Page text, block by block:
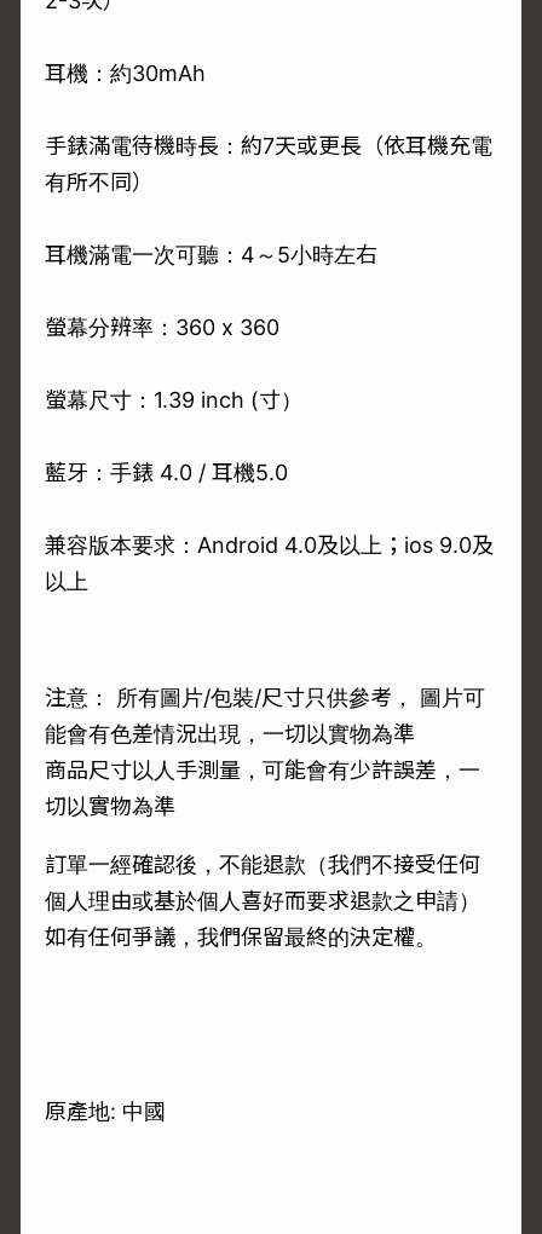
耳機：約30mAh
手錶滿電待機時長：約7天或更長（依耳機充電
有所不同）
耳機滿電一次可聽：4～5小時左右
螢幕分辨率：360 x 360
螢幕尺寸：1.39 inch (寸）
藍牙：手錶 4.0 / 耳機5.0
兼容版本要求：Android 4.0及以上；ios 9.0及
以上
注意： 所有圖片/包裝/尺寸只供參考， 圖片可
能會有色差情況出現，一切以實物為準
商品尺寸以人手測量，可能會有少許誤差，一
切以實物為準
訂單一經確認後，不能退款（我們不接受任何
個人理由或基於個人喜好而要求退款之申請）
如有任何爭議，我們保留最終的決定權。
原產地: 中國